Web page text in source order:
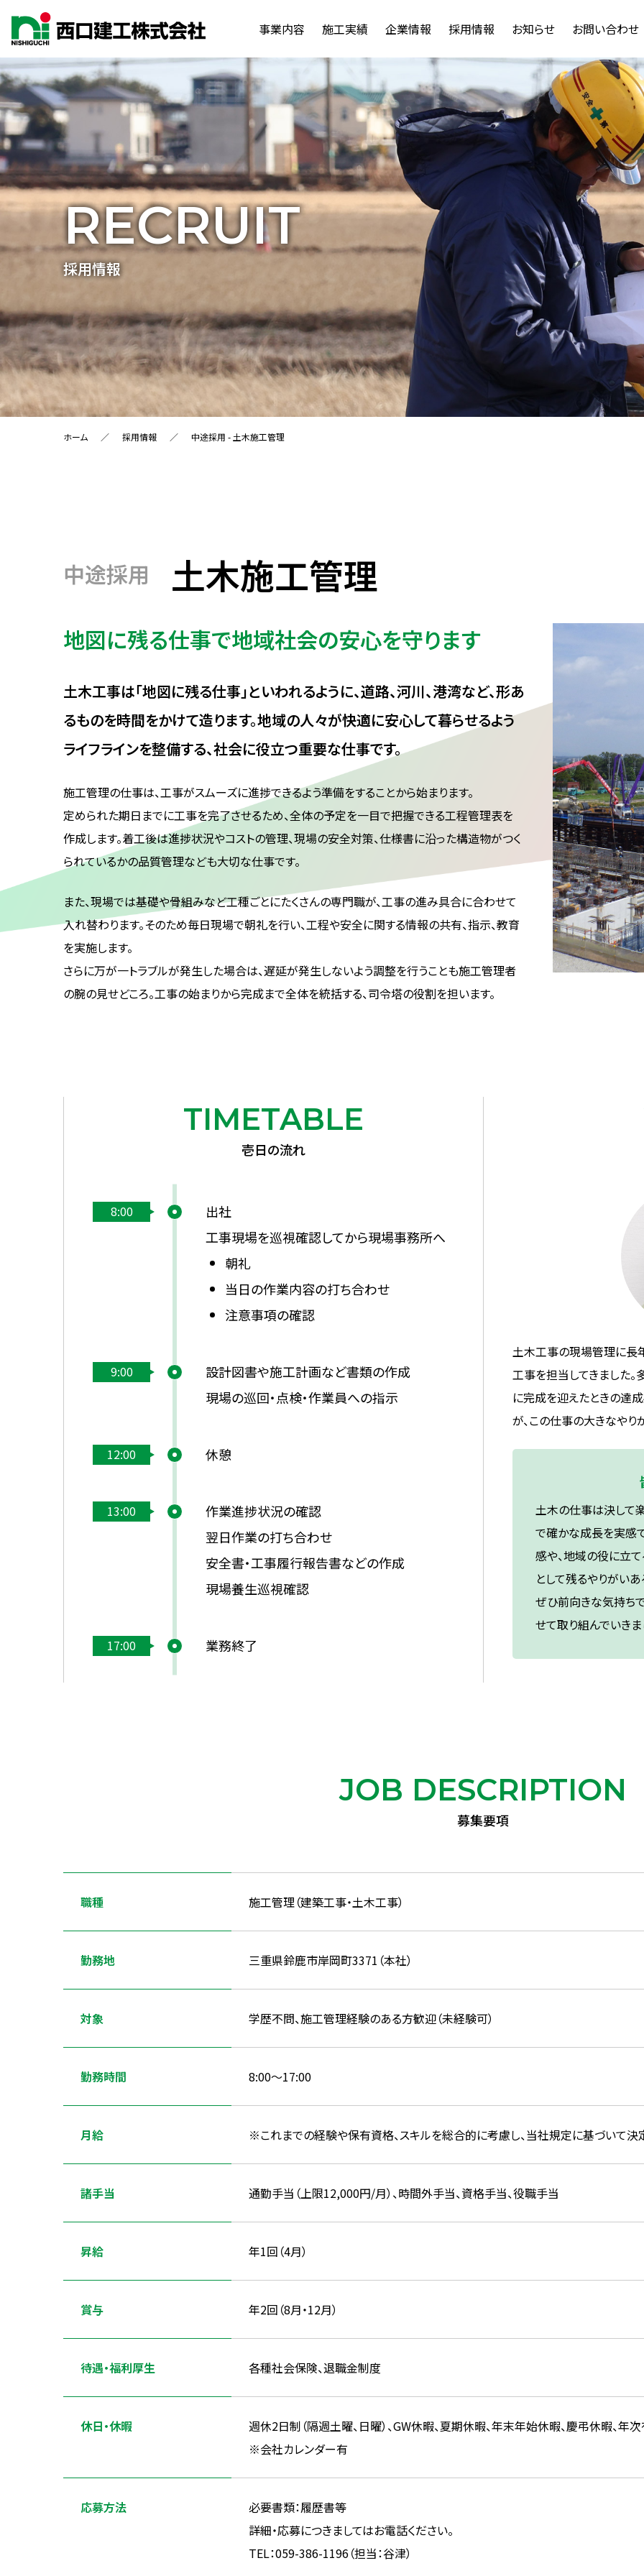
事業内容 施工実績 企業情報 採用情報 お知らせ お問い合わせ
RECRUIT
採用情報
ホーム 採用情報 中途採用 - 土木施工管理
中途採用 土木施工管理
地図に残る仕事で地域社会の安心を守ります
土木工事は「地図に残る仕事」といわれるように、道路、河川、港湾など、形あ
るものを時間をかけて造ります。地域の人々が快適に安心して暮らせるよう
ライフラインを整備する、社会に役立つ重要な仕事です。
施工管理の仕事は、工事がスムーズに進捗できるよう準備をすることから始まります。
定められた期日までに工事を完了させるため、全体の予定を一目で把握できる工程管理表を
作成します。着工後は進捗状況やコストの管理、現場の安全対策、仕様書に沿った構造物がつく
られているかの品質管理なども大切な仕事です。
また、現場では基礎や骨組みなど工種ごとにたくさんの専門職が、工事の進み具合に合わせて
入れ替わります。そのため毎日現場で朝礼を行い、工程や安全に関する情報の共有、指示、教育
を実施します。
さらに万が一トラブルが発生した場合は、遅延が発生しないよう調整を行うことも施工管理者
の腕の見せどころ。工事の始まりから完成まで全体を統括する、司令塔の役割を担います。
TIMETABLE
壱日の流れ
8:00
出社
工事現場を巡視確認してから現場事務所へ
朝礼
当日の作業内容の打ち合わせ
注意事項の確認
9:00
設計図書や施工計画など書類の作成
現場の巡回・点検・作業員への指示
12:00 休憩
13:00
作業進捗状況の確認
翌日作業の打ち合わせ
安全書・工事履行報告書などの作成
現場養生巡視確認
17:00 業務終了
土木工事の現場管理に長
工事を担当してきました
に完成を迎えたときの達
が、この仕事の大きなやり
土木の仕事は決して
で確かな成長を実感
感や、地域の役に立
として残るやりがいあ
ぜひ前向きな気持ち
せて取り組んでいきま
JOB DESCRIPTION
募集要項
職種 施工管理（建築工事・土木工事）
勤務地 三重県鈴鹿市岸岡町3371（本社）
対象 学歴不問、施工管理経験のある方歓迎（未経験可）
勤務時間 8:00〜17:00
月給 ※これまでの経験や保有資格、スキルを総合的に考慮し、当社規定に基づいて決
諸手当 通勤手当（上限12,000円/月）、時間外手当、資格手当、役職手当
昇給 年1回（4月）
賞与 年2回（8月・12月）
待遇・福利厚生 各種社会保険、退職金制度
休日・休暇
週休2日制（隔週土曜、日曜）、GW休暇、夏期休暇、年末年始休暇、慶弔休暇、年
※会社カレンダー有
応募方法
必要書類：履歴書等
詳細・応募につきましてはお電話ください。
TEL：059-386-1196（担当：谷津）